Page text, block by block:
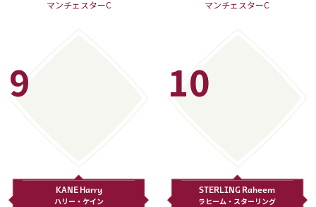
マンチェスターC マンチェスターC
9
KANE Harry
ハリー・ケイン
10
STERLING Raheem
ラヒーム・スターリング